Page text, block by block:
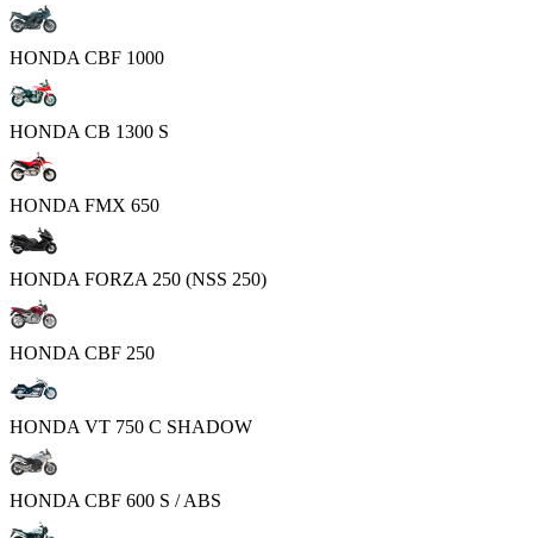
HONDA CBF 1000
HONDA CB 1300 S
HONDA FMX 650
HONDA FORZA 250 (NSS 250)
HONDA CBF 250
HONDA VT 750 C SHADOW
HONDA CBF 600 S / ABS